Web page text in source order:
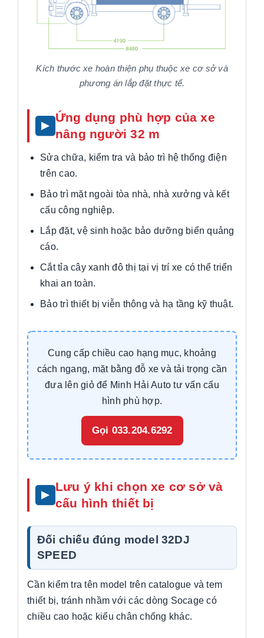
Kích thước xe hoàn thiện phụ thuộc xe cơ sở và
phương án lắp đặt thực tế.
Ứng dụng phù hợp của xe
nâng người 32 m
Sửa chữa, kiểm tra và bảo trì hệ thống điện
trên cao.
Bảo trì mặt ngoài tòa nhà, nhà xưởng và kết
cấu công nghiệp.
Lắp đặt, vệ sinh hoặc bảo dưỡng biển quảng
cáo.
Cắt tỉa cây xanh đô thị tại vị trí xe có thể triển
khai an toàn.
Bảo trì thiết bị viễn thông và hạ tầng kỹ thuật.
Cung cấp chiều cao hạng mục, khoảng
cách ngang, mặt bằng đỗ xe và tải trọng cần
đưa lên giỏ để Minh Hải Auto tư vấn cấu
hình phù hợp.
Gọi 033.204.6292
Lưu ý khi chọn xe cơ sở và
cấu hình thiết bị
Đối chiếu đúng model 32DJ
SPEED
Cần kiểm tra tên model trên catalogue và tem
thiết bị, tránh nhầm với các dòng Socage có
chiều cao hoặc kiểu chân chống khác.